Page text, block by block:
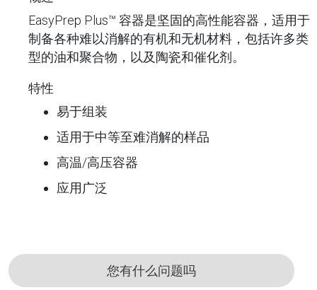
EasyPrep Plus™ 容器是坚固的高性能容器，适用于
制备各种难以消解的有机和无机材料，包括许多类
型的油和聚合物，以及陶瓷和催化剂。
特性
易于组装
适用于中等至难消解的样品
高温/高压容器
应用广泛
您有什么问题吗